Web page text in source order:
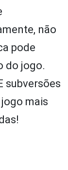
não
pode
do jogo.
subversões
mais